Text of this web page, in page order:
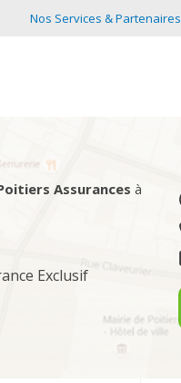
Nos Services & Partenaires
SAUJON
Assurances à
Exclusif